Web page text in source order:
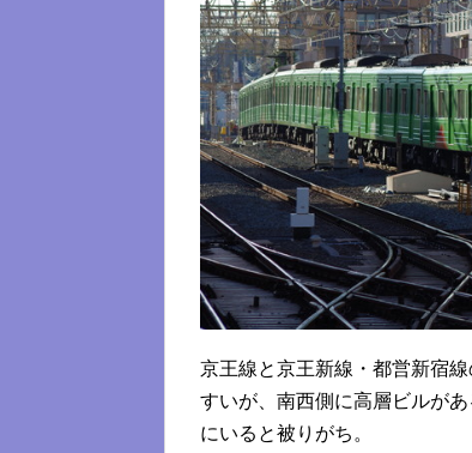
京王線と京王新線・都営新宿
すいが、南西側に高層ビルが
にいると被りがち。